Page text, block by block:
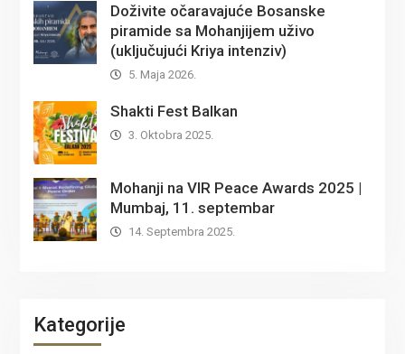
Doživite očaravajuće Bosanske
piramide sa Mohanjijem uživo
(uključujući Kriya intenziv)
5. Maja 2026.
Shakti Fest Balkan
3. Oktobra 2025.
Mohanji na VIR Peace Awards 2025 |
Mumbaj, 11. septembar
14. Septembra 2025.
Kategorije